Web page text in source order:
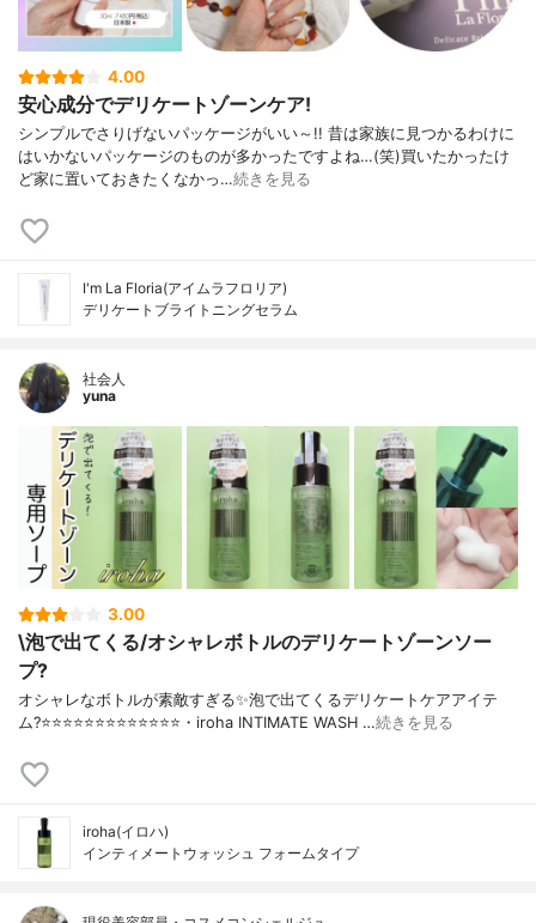
4.00
安心成分でデリケートゾーンケア!
シンプルでさりげないパッケージがいい～!! 昔は家族に見つかるわけに
はいかないパッケージのものが多かったですよね…(笑)買いたかったけ
ど家に置いておきたくなかっ…続きを見る
I'm La Floria(アイムラフロリア)
デリケートブライトニングセラム
社会人
yuna
3.00
\泡で出てくる/オシャレボトルのデリケートゾーンソー
プ?
オシャレなボトルが素敵すぎる✨泡で出てくるデリケートケアアイテ
ム?⭐️⭐️⭐️⭐️⭐️⭐️⭐️⭐️⭐️⭐️⭐️⭐️⭐️・iroha INTIMATE WASH …続きを見る
iroha(イロハ)
インティメートウォッシュ フォームタイプ